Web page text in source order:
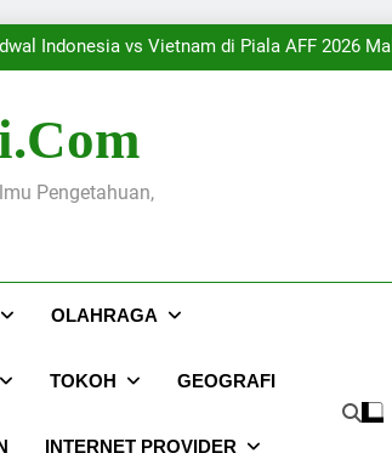
pada Masa Pangeran Pragola II Melawan
Indonesia vs Vietnam di Piala AFF 2026
dan Jakarta Selatan Berkualitas
Indonesia vs Vietnam di Piala AFF 2026
dan Jakarta Selatan Berkualitas Premium
Pengetahuan,
OLAHRAGA
TOKOH GEOGRAFI
INTERNET PROVIDER